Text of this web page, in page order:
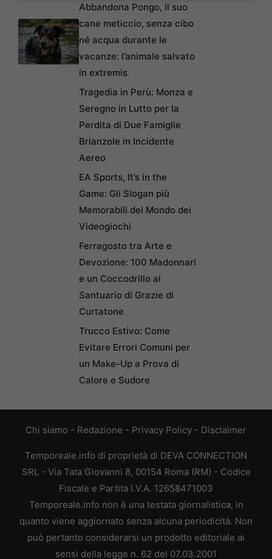
Abbandona Pongo, il suo
cane meticcio, senza cibo
né acqua durante le
vacanze: l’animale salvato
in extremis
Tragedia in Perù: Monza e
Seregno in Lutto per la
Perdita di Due Famiglie
Brianzole in Incidente
Aereo
EA Sports, It’s in the
Game: Gli Slogan più
Memorabili del Mondo dei
Videogiochi
Ferragosto tra Arte e
Devozione: 100 Madonnari
e un Coccodrillo al
Santuario di Grazie di
Curtatone
Trucco Estivo: Come
Evitare Errori Comuni per
un Make-Up a Prova di
Calore e Sudore
Chi siamo - Redazione - Privacy Policy - Disclaimer
Temporeale.info di proprietà di DEVA CONNECTION
SRL - Via Tata Giovanni 8, 00154 Roma (RM) - Codice
Fiscale e Partita I.V.A. 12658471003
Temporeale.info non è una testata giornalistica, in
quanto viene aggiornato senza alcuna periodicità. Non
può pertanto considerarsi un prodotto editoriale ai
sensi della legge n. 62 del 07.03.2001